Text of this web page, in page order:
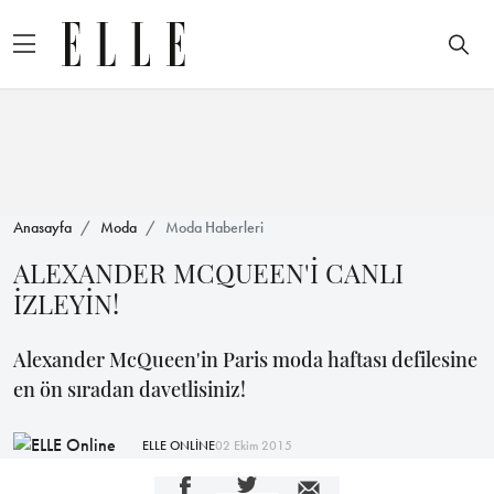
Anasayfa Moda Moda Haberleri
ALEXANDER MCQUEEN'İ CANLI
İZLEYİN!
Alexander McQueen'in Paris moda haftası defilesine
en ön sıradan davetlisiniz!
ELLE ONLİNE02 Ekim 2015